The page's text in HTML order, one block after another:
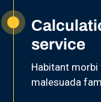
service
Habitant
malesuada